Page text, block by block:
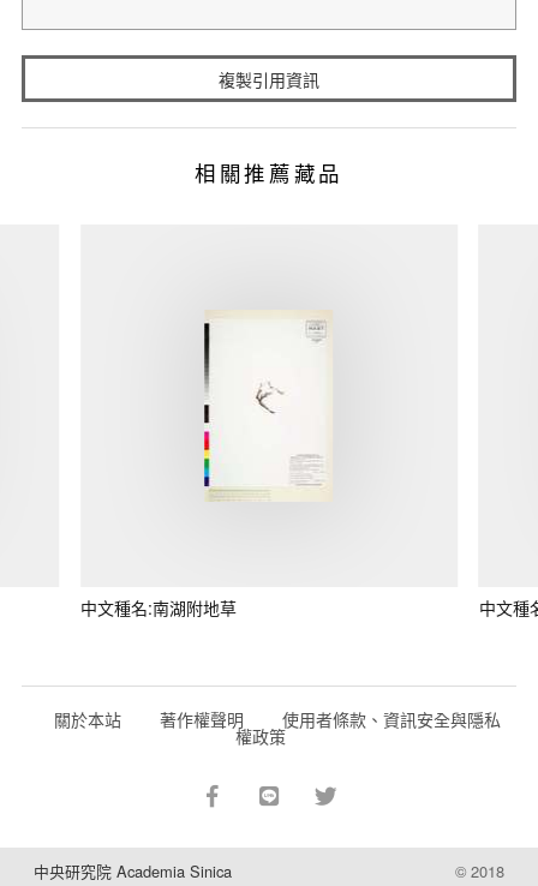
複製引用資訊
相關推薦藏品
中文種名:南湖附地草 中文種
關於本站 著作權聲明 使用者條款、資訊安全與隱私
權政策
中央研究院 Academia Sinica © 2018